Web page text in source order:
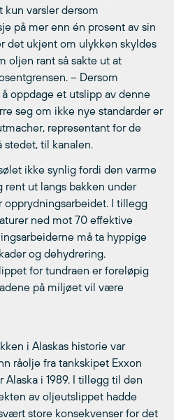
kun varsler dersom
på mer enn én prosent av sin
det ukjent om ulykken skyldes
oljen rant så sakte ut at
– Dersom
oppdage et utslipp av denne
seg om ikke nye standarder er
representant for de
til kanalen.
ikke synlig fordi den varme
rent ut langs bakken under
opprydningsarbeidet. I tillegg
ned mot 70 effektive
må ta hyppige
og dehydrering.
for tundraen er foreløpig
på miljøet vil være
i Alaskas historie var
råolje fra tankskipet Exxon
i 1989. I tillegg til den
av oljeutslippet hadde
store konsekvenser for det